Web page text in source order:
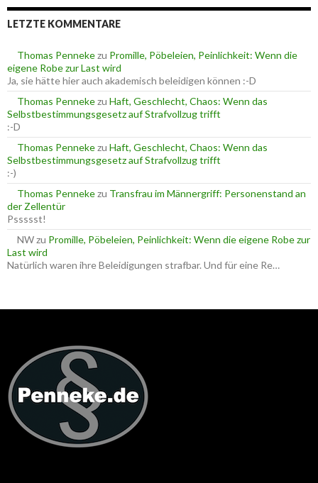
n
e
n
c
h
:
LETZTE KOMMENTARE
Thomas Pennekezu Promille, Pöbeleien, Peinlichkeit: Wenn die
eigene Robe zur Last wird
Ja, sie hätte hier auch akademisch beleidigen können :-D
Thomas Pennekezu Haft, Geschlecht, Chaos: Wenn das
Selbstbestimmungsgesetz auf Strafvollzug trifft
:-D
Thomas Pennekezu Haft, Geschlecht, Chaos: Wenn das
Selbstbestimmungsgesetz auf Strafvollzug trifft
:-)
Thomas Pennekezu Transfrau im Männergriff: Personenstand an
der Zellentür
Pssssst!
NWzu Promille, Pöbeleien, Peinlichkeit: Wenn die eigene Robe zur
Last wird
Natürlich waren ihre Beleidigungen strafbar. Und für eine Re…